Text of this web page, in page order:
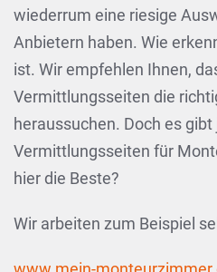
wiederrum eine riesige
Anbietern haben. Wie
ist. Wir empfehlen Ihnen,
Vermittlungsseiten die
heraussuchen. Doch es
Vermittlungsseiten für
hier die Beste?
Wir arbeiten zum Beispiel